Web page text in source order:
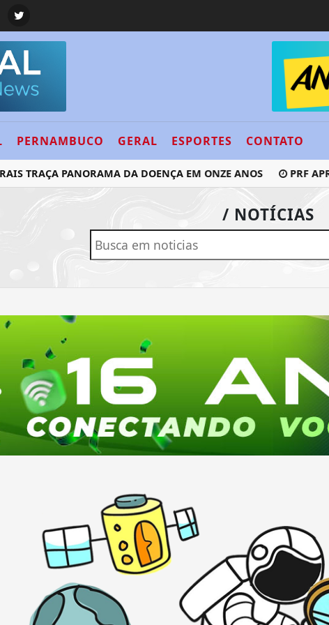
PERNAMBUCO GERAL ESPORTES CONTATO
TRAÇA PANORAMA DA DOENÇA EM ONZE ANOS PRF
/ NOTÍCIAS